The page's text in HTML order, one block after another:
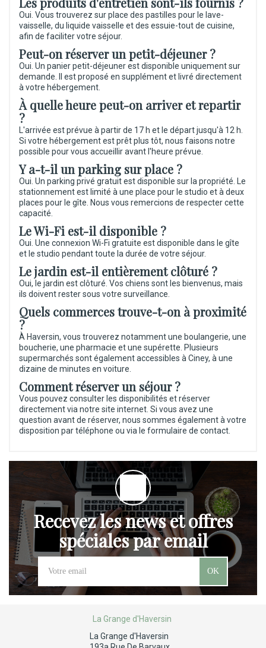
Oui. Vous trouverez sur place des pastilles pour le lave-
vaisselle, du liquide vaisselle et des essuie-tout de cuisine,
afin de faciliter votre séjour.
Peut-on réserver un petit-déjeuner ?
Oui. Un panier petit-déjeuner est disponible uniquement sur
demande. Il est proposé en supplément et livré directement
à votre hébergement.
À quelle heure peut-on arriver et repartir
?
L'arrivée est prévue à partir de 17 h et le départ jusqu'à 12 h.
Si votre hébergement est prêt plus tôt, nous faisons notre
possible pour vous accueillir avant l'heure prévue.
Y a-t-il un parking sur place ?
Oui. Un parking privé gratuit est disponible sur la propriété. Le
stationnement est limité à une place pour le studio et à deux
places pour le gîte. Nous vous remercions de respecter cette
capacité.
Le Wi-Fi est-il disponible ?
Oui. Une connexion Wi-Fi gratuite est disponible dans le gîte
et le studio pendant toute la durée de votre séjour.
Le jardin est-il entièrement clôturé ?
Oui, le jardin est clôturé. Vos chiens sont les bienvenus, mais
ils doivent rester sous votre surveillance.
Quels commerces trouve-t-on à proximité
?
À Haversin, vous trouverez notamment une boulangerie, une
boucherie, une pharmacie et une supérette. Plusieurs
supermarchés sont également accessibles à Ciney, à une
dizaine de minutes en voiture.
Comment réserver un séjour ?
Vous pouvez consulter les disponibilités et réserver
directement via notre site internet. Si vous avez une
question avant de réserver, nous sommes également à votre
disposition par téléphone ou via le formulaire de contact.
Recevez les news et offres
spéciales par email
OK
La Grange d'Haversin
La Grange d'Haversin